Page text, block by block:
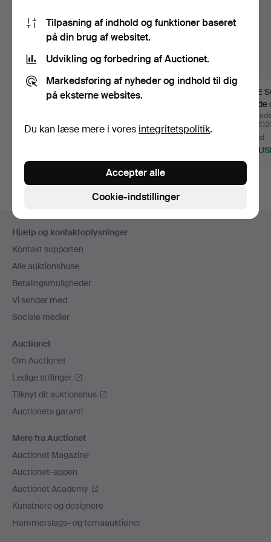
UDSTILLINGSPLAKAT,
Jubilæumsudstillingen
maj 2020
JAN FALKMAN.
maj 2020
INGE
Pastel,
maj
32 bud
507
Sidefodsnavigation
Hjælp og kontaktoplysninger
Kontakt supporten
Alle auktionshuse
Betalingsmuligheder
Vi sender med
Sociale medier
Auctionet
Om Auctionet
Ledige stillinger
Tilknyt dit auktionshus
Auctionets garanti
Mere fra Auctionet
Auctionet Magazine
Auctionet-appen
Auctionet Academy
Kunstnere og designere
Hammerslags- og temaauktioner
Tilpasning af indhold og funktioner baseret
på din brug af websitet.
Udvikling og forbedring af Auctionet.
Markedsføring af nyheder og indhold til dig
på eksterne websites.
Du kan læse mere i vores integritetspolitik.
Cookie-indstillinger
Accepter alle